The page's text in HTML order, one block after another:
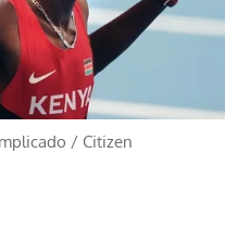
/ Citizen